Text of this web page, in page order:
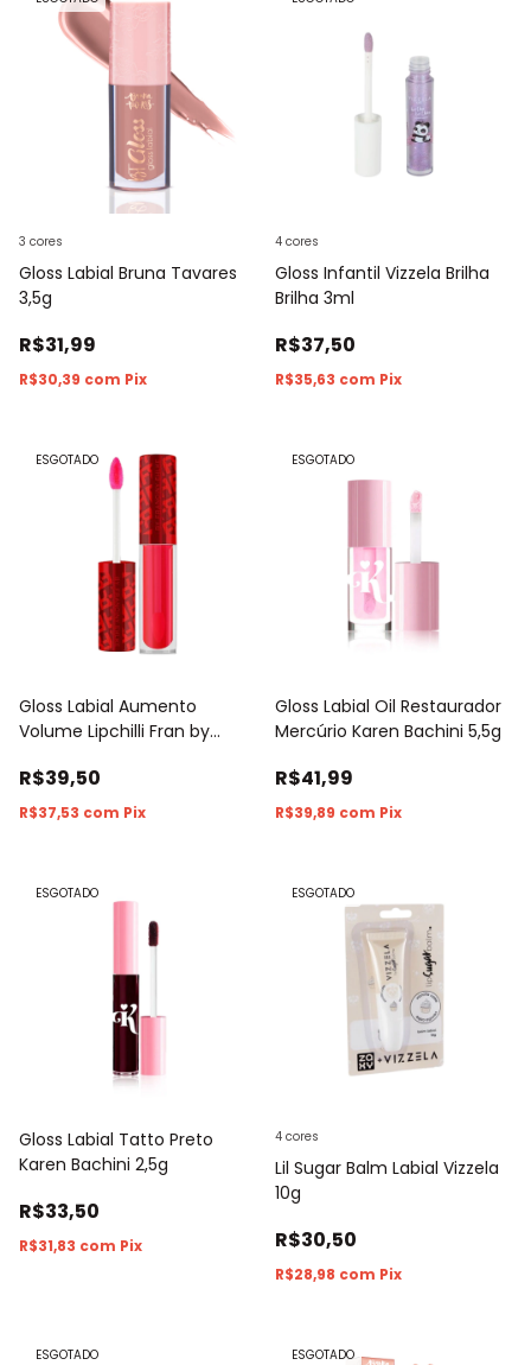
Gloss Labial Bruna Tavares
3,5g
R$31,99
R$30,39 com Pix
3 cores
Gloss Infantil Vizzela Brilha
Brilha 3ml
R$37,50
R$35,63 com Pix
4 cores
ESGOTADO
Gloss Labial Aumento
Volume Lipchilli Fran by
R$39,50
R$37,53 com Pix
ESGOTADO
Gloss Labial Oil Restaurador
Mercúrio Karen Bachini 5,5g
R$41,99
R$39,89 com Pix
ESGOTADO
Gloss Labial Tatto Preto
Karen Bachini 2,5g
R$33,50
R$31,83 com Pix
ESGOTADO
Lil Sugar Balm Labial Vizzela
10g
R$30,50
R$28,98 com Pix
4 cores
ESGOTADO ESGOTADO